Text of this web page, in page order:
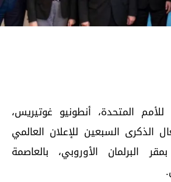
المتحدة، أنطونيو غوتيريس،
الذكرى السبعين للإعلان العالمي
البرلمان الأوروبي، بالعاصمة